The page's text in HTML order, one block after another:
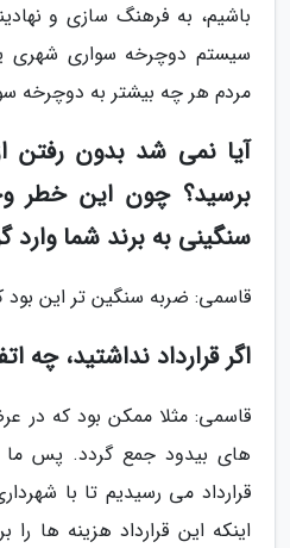
باشیم، به فرهنگ سازی و
سیستم دوچرخه سواری شهری
مردم هر چه بیشتر به دوچرخه
آیا نمی شد بدون رفتن از
برسید؟ چون این خطر
سنگینی به برند شما وارد
قاسمی: ضربه سنگین تر این بود
اگر قرارداد نداشتید، چه
قاسمی: مثلا ممکن بود که در
های بیدود جمع گردد. پس ما
قرارداد می رسیدیم تا با
اینکه این قرارداد هزینه ها